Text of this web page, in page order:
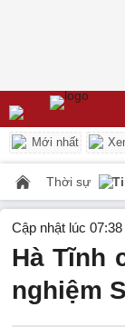
Mới nhất
Thời sự
Cập nhật lúc
Hà Tĩnh
nghiệm